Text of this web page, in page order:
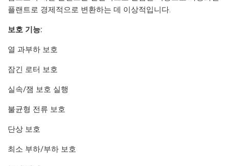
플랜트로 경제적으로 변환하는 데 이상적입니다.
보호 기능:
열 과부하 보호
잠긴 로터 보호
실속/잼 보호 실행
불균형 전류 보호
단상 보호
최소 부하/부하 보호